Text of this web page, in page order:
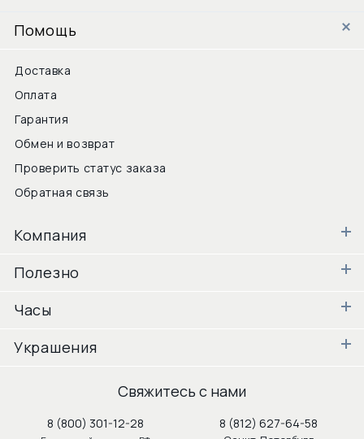
Помощь
Доставка
Оплата
Гарантия
Обмен и возврат
Проверить статус заказа
Обратная связь
Компания
Полезно
Часы
Украшения
Свяжитесь с нами
8 (800) 301-12-28 8 (812) 627-64-58